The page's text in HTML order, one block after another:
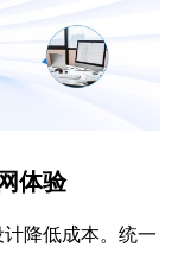
体验
降低成本。统一